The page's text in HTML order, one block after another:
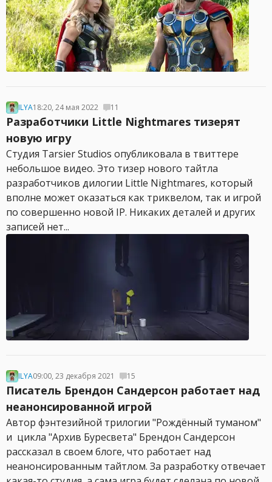
ILYA18:20, 24 мая 2022 11
Разработчики Little Nightmares тизерят
новую игру
Студия Tarsier Studios опубликовала в твиттере
небольшое видео. Это тизер нового тайтла
разработчиков дилогии Little Nightmares, который
вполне может оказаться как триквелом, так и игрой
по совершенно новой IP. Никаких деталей и других
записей нет...
ILYA09:00, 23 декабря 2021 15
Писатель Брендон Сандерсон работает над
неанонсированной игрой
Автор фэнтезийной трилогии "Рождённый туманом"
и цикла "Архив Буресвета" Брендон Сандерсон
рассказал в своем блоге, что работает над
неанонсированным тайтлом. За разработку отвечает